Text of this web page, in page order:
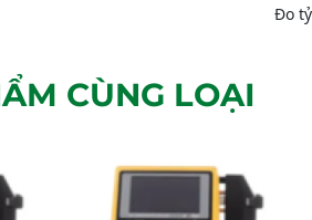
Đo
CÙNG LOẠI